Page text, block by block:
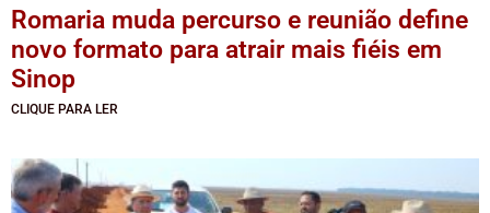
Romaria muda percurso e reunião define
novo formato para atrair mais fiéis em
Sinop
CLIQUE PARA LER